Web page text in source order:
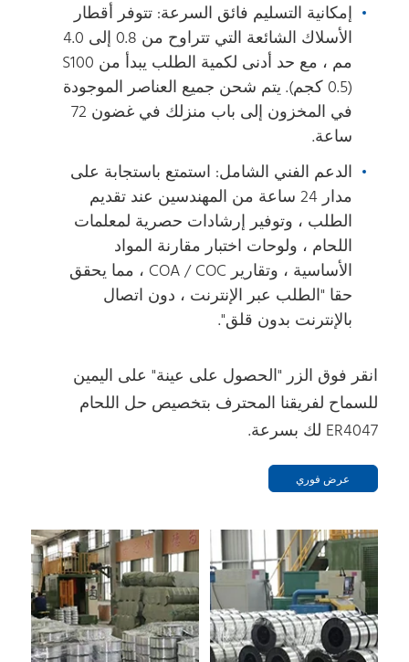
إمكانية التسليم فائق السرعة: تتوفر أقطار
الأسلاك الشائعة التي تتراوح من 0.8 إلى 4.0
مم ، مع حد أدنى لكمية الطلب يبدأ من S100
(0.5 كجم). يتم شحن جميع العناصر الموجودة
في المخزون إلى باب منزلك في غضون 72
ساعة.
الدعم الفني الشامل: استمتع باستجابة على
مدار 24 ساعة من المهندسين عند تقديم
الطلب ، وتوفير إرشادات حصرية لمعلمات
اللحام ، ولوحات اختبار مقارنة المواد
الأساسية ، وتقارير COA / COC ، مما يحقق
حقا "الطلب عبر الإنترنت ، دون اتصال
بالإنترنت بدون قلق".
انقر فوق الزر "الحصول على عينة" على اليمين
للسماح لفريقنا المحترف بتخصيص حل اللحام
ER4047 لك بسرعة.
عرض فوري